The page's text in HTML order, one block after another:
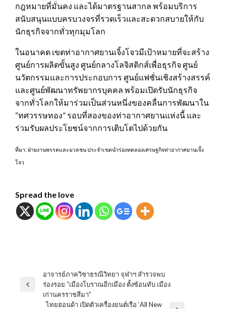
กฎหมายที่มั่นคง และได้มาตรฐานสากล พร้อมบริการ
สนับสนุนแบบครบวงจรที่รวดเร็วและสะดวกสบายให้กับ
นักธุรกิจจากทั่วทุกมุมโลก
ในอนาคต เขตท่าอากาศยานเจิ้งโจวมีเป้าหมายที่จะสร้าง
ศูนย์การผลิตขั้นสูง ศูนย์กลางโลจิสติกส์เพื่อธุรกิจ ศูนย์
นวัตกรรมและการประกอบการ ศูนย์แฟชั่นเชิงสร้างสรรค์
และศูนย์พัฒนาทรัพยากรบุคคล พร้อมเปิดรับนักธุรกิจ
จากทั่วโลกให้มาร่วมเป็นส่วนหนึ่งของคลื่นการพัฒนาใน
“ทศวรรษทอง” รอบที่สองของท่าอากาศยานแห่งนี้ และ
ร่วมรับผลประโยชน์จากการเติบโตไปด้วยกัน
ที่มา: ฝ่ายงานพรรคและมวลชน ประจำเขตนำร่องทดลองเศรษฐกิจท่าอากาศยานเจิ้ง
โจว
Spread the love
แนะแนว
เรื่อง
Previous
อาจารย์ภาควิชาธรณีวิทยา จุฬาฯ สำรวจพบ
ร่องรอย “เมืองโบราณอีกเมือง ตั้งซ้อนทับ เมือง
เก่านครราชสีมา”
ไทยฮอนด้า เปิดตัวเครื่องยนต์เรือ ‘All New